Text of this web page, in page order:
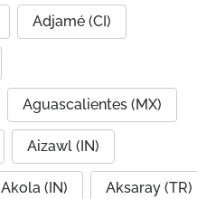
Adjamé (CI)
Aguascalientes (MX)
Aizawl (IN)
Akola (IN) Aksaray (TR)